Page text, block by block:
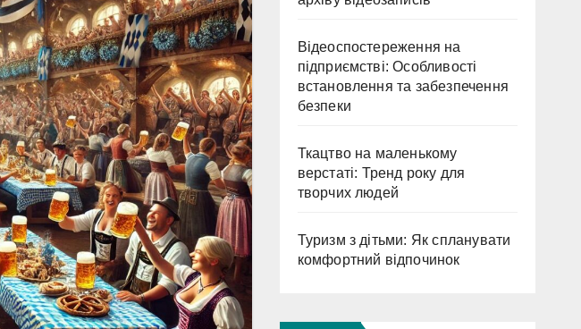
Відеоспостереження на
підприємстві: Особливості
встановлення та забезпечення
безпеки
Ткацтво на маленькому
верстаті: Тренд року для
творчих людей
Туризм з дітьми: Як спланувати
комфортний відпочинок